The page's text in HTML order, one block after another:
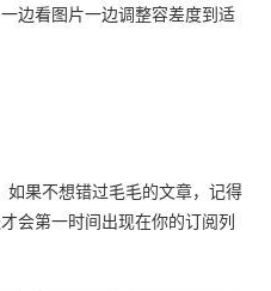
边看图片一边调整容差度到适
果不想错过毛毛的文章，记得
会第一时间出现在你的订阅列